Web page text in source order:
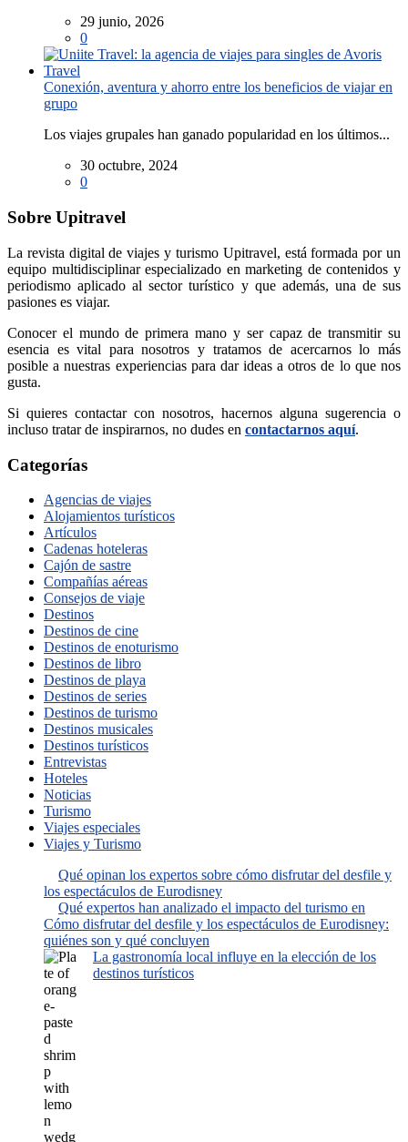
29 junio, 2026
0
Conexión, aventura y ahorro entre los beneficios de viajar en
grupo
Los viajes grupales han ganado popularidad en los últimos...
30 octubre, 2024
0
Sobre Upitravel
La revista digital de viajes y turismo Upitravel, está formada por un
equipo multidisciplinar especializado en marketing de contenidos y
periodismo aplicado al sector turístico y que además, una de sus
pasiones es viajar.
Conocer el mundo de primera mano y ser capaz de transmitir su
esencia es vital para nosotros y tratamos de acercarnos lo más
posible a nuestras experiencias para dar ideas a otros de lo que nos
gusta.
Si quieres contactar con nosotros, hacernos alguna sugerencia o
incluso tratar de inspirarnos, no dudes en contactarnos aquí.
Categorías
Agencias de viajes
Alojamientos turísticos
Artículos
Cadenas hoteleras
Cajón de sastre
Compañías aéreas
Consejos de viaje
Destinos
Destinos de cine
Destinos de enoturismo
Destinos de libro
Destinos de playa
Destinos de series
Destinos de turismo
Destinos musicales
Destinos turísticos
Entrevistas
Hoteles
Noticias
Turismo
Viajes especiales
Viajes y Turismo
Qué opinan los expertos sobre cómo disfrutar del desfile y
los espectáculos de Eurodisney
Qué expertos han analizado el impacto del turismo en
Cómo disfrutar del desfile y los espectáculos de Eurodisney:
quiénes son y qué concluyen
La gastronomía local influye en la elección de los
destinos turísticos